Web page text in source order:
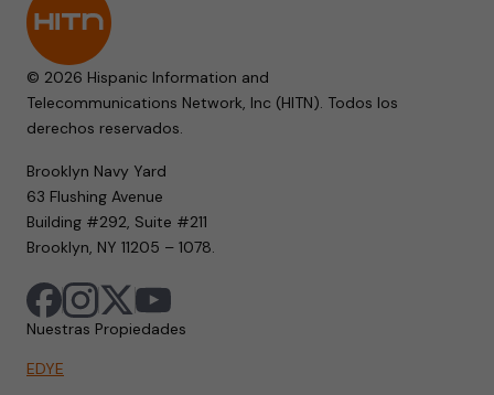
© 2026 Hispanic Information and
Telecommunications Network, Inc (HITN). Todos los
derechos reservados.
Brooklyn Navy Yard
63 Flushing Avenue
Building #292, Suite #211
Brooklyn, NY 11205 – 1078.
Nuestras Propiedades
EDYE